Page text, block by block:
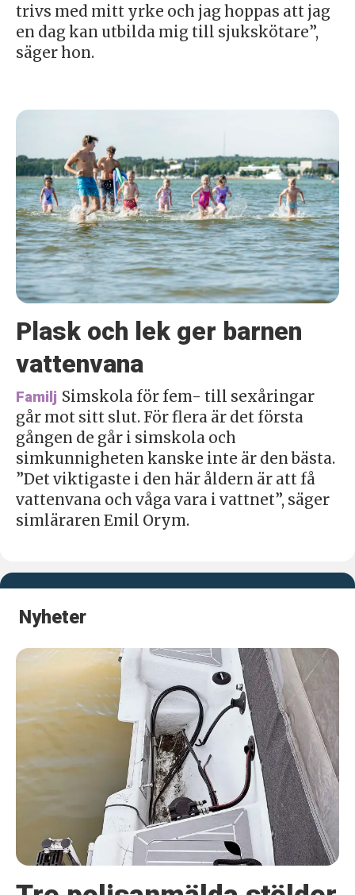
trivs med mitt yrke och jag hoppas att jag
en dag kan utbilda mig till sjukskötare”,
säger hon.
Plask och lek ger barnen
vattenvana
Familj Simskola för fem- till sexåringar
går mot sitt slut. För flera är det första
gången de går i simskola och
simkunnigheten kanske inte är den bästa.
”Det viktigaste i den här åldern är att få
vattenvana och våga vara i vattnet”, säger
simläraren Emil Orym.
Nyheter